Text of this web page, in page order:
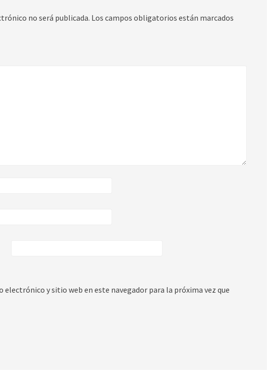
no será publicada. Los campos obligatorios están marcados
electrónico y sitio web en este navegador para la próxima vez que